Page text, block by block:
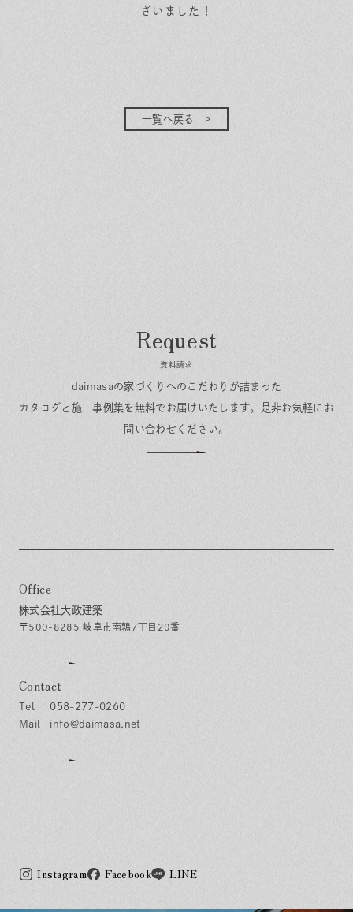
ざいました！
一覧へ戻る
資料請求
daimasaの家づくりへのこだわりが詰まった
カタログと施工事例集を無料でお届けいたします。 是非お気軽にお
問い合わせください。
Office
株式会社大政建築
〒500-8285 岐阜市南鶉7丁目20番
Contact
058-277-0260
info@daimasa.net
Instagram Facebook LINE